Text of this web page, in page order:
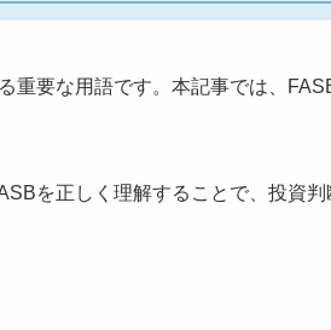
重要な用語です。本記事では、
を正しく理解することで、投資